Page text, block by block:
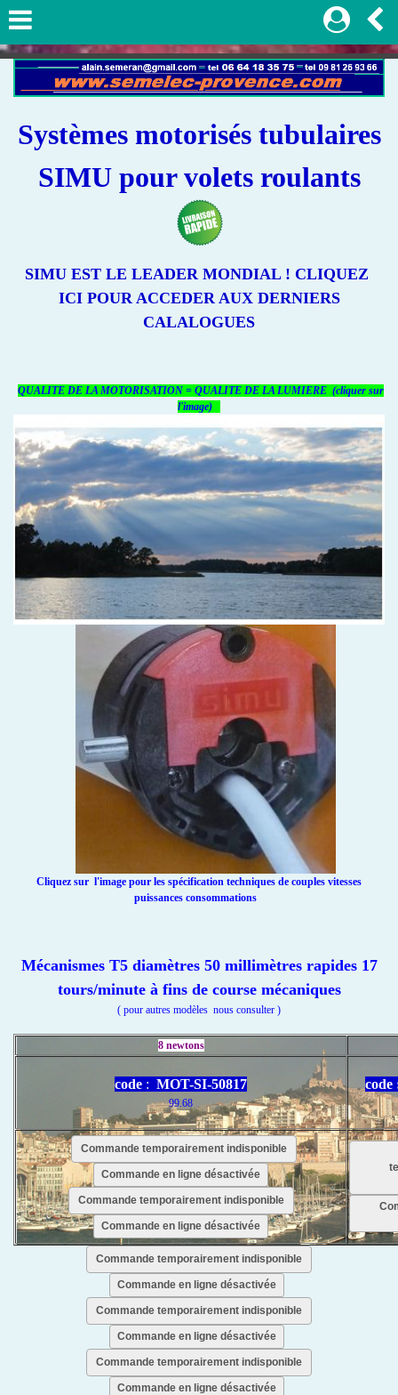
Systèmes motorisés tubulaires
SIMU pour volets roulants
SIMU EST LE LEADER MONDIAL ! CLIQUEZ
ICI POUR ACCEDER AUX DERNIERS
CALALOGUES
QUALITE DE LA MOTORISATION = QUALITE DE LA LUMIERE (cliquer sur
l'image)
Cliquez sur l'image pour les spécification techniques de couples vitesses
puissances consommations
Mécanismes T5 diamètres 50 millimètres rapides 17
tours/minute à fins de course mécaniques
( pour autres modèles nous consulter )
8 newtons
code : MOT-SI-50817
99.68
code
Commande temporairement indisponible
Commande en ligne désactivée
Commande temporairement indisponible
Commande en ligne désactivée
Commande temporairement indisponible
Commande en ligne désactivée
Commande temporairement indisponible
Commande en ligne désactivée
Commande temporairement indisponible
Commande en ligne désactivée